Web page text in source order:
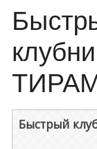
Быстрый